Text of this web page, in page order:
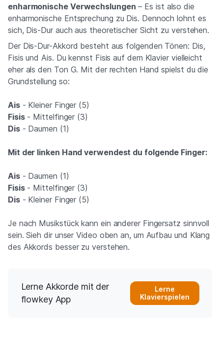
enharmonische Verwechslungen – Es ist also die
enharmonische Entsprechung zu Dis. Dennoch lohnt es
sich, Dis-Dur auch aus theoretischer Sicht zu verstehen.
Der Dis-Dur-Akkord besteht aus folgenden Tönen: Dis,
Fisis und Ais. Du kennst Fisis auf dem Klavier vielleicht
eher als den Ton G. Mit der rechten Hand spielst du die
Grundstellung so:
Ais- Kleiner Finger (5)
Fisis- Mittelfinger (3)
Dis- Daumen (1)
Mit der linken Hand verwendest du folgende Finger:
Ais- Daumen (1)
Fisis- Mittelfinger (3)
Dis- Kleiner Finger (5)
Je nach Musikstück kann ein anderer Fingersatz sinnvoll
sein. Sieh dir unser Video oben an, um Aufbau und Klang
des Akkords besser zu verstehen.
Lerne Akkorde mit der
flowkey App
Lerne
Klavierspielen